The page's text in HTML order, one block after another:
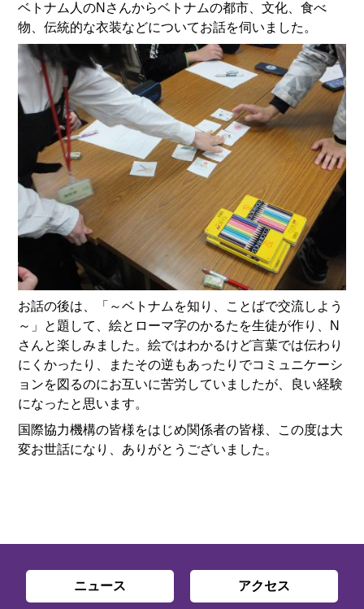
ベトナム人のNさんからベトナムの都市、文化、食べ
物、伝統的な衣装などについてお話を伺いました。
お話の後は、「～ベトナムを知り、ことばで交流しよう
～」と題して、絵とローマ字のかるたを生徒が作り、N
さんと楽しみました。絵ではわかるけど言葉では伝わり
にくかったり、またその逆もあったりでコミュニケーシ
ョンを図るのにお互いに苦労していましたが、良い経験
になったと思います。
国際協力機構の皆様をはじめ関係者の皆様、この度は大
変お世話になり、ありがとうございました。
ニュース アクセス